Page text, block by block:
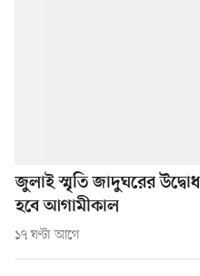
জুলাই স্মৃতি জাদুঘরের
হবে আগামীকাল
১৭ ঘণ্টা আগে